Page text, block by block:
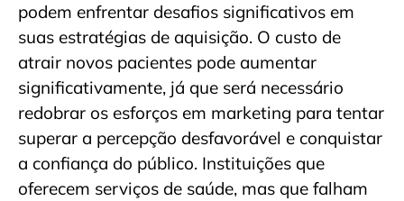
podem enfrentar desafios significativos em
suas estratégias de aquisição. O custo de
atrair novos pacientes pode aumentar
significativamente, já que será necessário
redobrar os esforços em marketing para tentar
superar a percepção desfavorável e conquistar
a confiança do público. Instituições que
oferecem serviços de saúde, mas que falham